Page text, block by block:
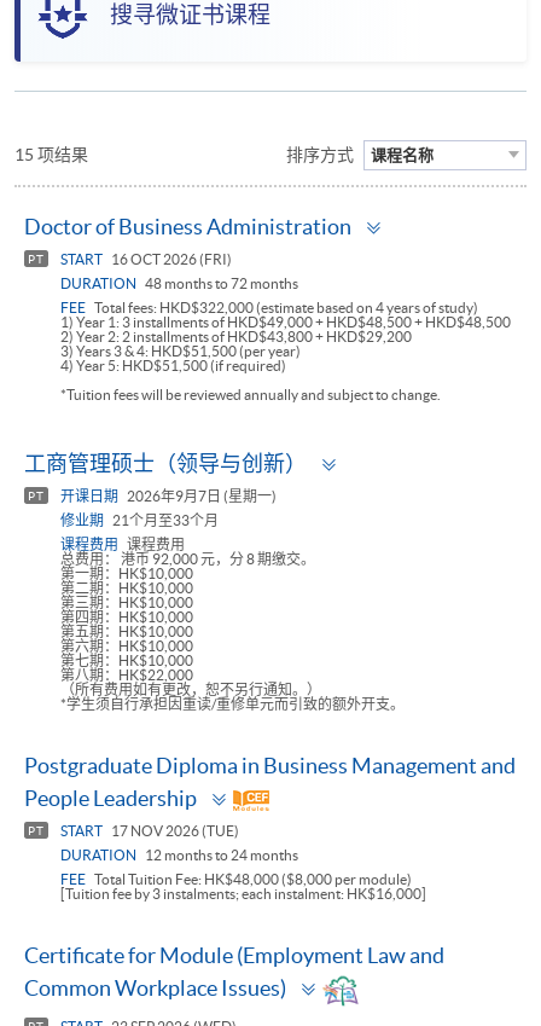
搜寻微证书课程
15 项结果 排序方式 课程名称
Doctor of Business Administration
PT START
16 OCT 2026 (FRI)
DURATION
48 months to 72 months
FEE Total fees: HKD$322,000 (estimate based on 4 years of study)
1) Year 1: 3 installments of HKD$49,000 + HKD$48,500 + HKD$48,500
2) Year 2: 2 installments of HKD$43,800 + HKD$29,200
3) Years 3 & 4: HKD$51,500 (per year)
4) Year 5: HKD$51,500 (if required)
*Tuition fees will be reviewed annually and subject to change.
工商管理硕士（领导与创新）
PT 开课日期
2026年9月7日 (星期一)
修业期
21个月至33个月
课程费用
课程费用
总费用： 港币 92,000 元，分 8 期缴交。
第一期：HK$10,000
第二期：HK$10,000
第三期：HK$10,000
第四期：HK$10,000
第五期：HK$10,000
第六期：HK$10,000
第七期：HK$10,000
第八期：HK$22,000
（所有费用如有更改，恕不另行通知。）
*学生须自行承担因重读/重修单元而引致的额外开支。
Postgraduate Diploma in Business Management and
People Leadership
Toggle
panel
PT START
17 NOV 2026 (TUE)
DURATION
12 months to 24 months
FEE Total Tuition Fee: HK$48,000 ($8,000 per module)
[Tuition fee by 3 instalments; each instalment: HK$16,000]
Certificate for Module (Employment Law and
Common Workplace Issues)
Toggle
panel